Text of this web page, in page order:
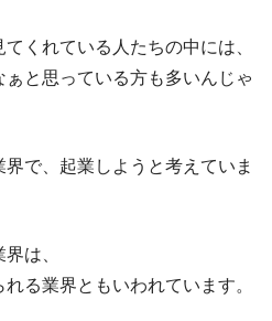
くれている人たちの中には、
と思っている方も多いんじゃ
で、起業しようと考えていま
は、
る業界ともいわれています。